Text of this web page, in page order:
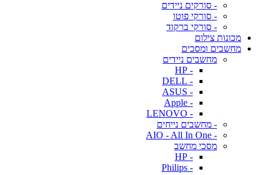
- סורקים ניידים
- סורקי פוטו
- סורקי ברקוד
מכונות צילום
מחשבים ומסכים
מחשבים ניידים
- HP
- DELL
- ASUS
- Apple
- LENOVO
- מחשבים נייחים
- AIO - All In One
מסכי מחשב
- HP
- Philips